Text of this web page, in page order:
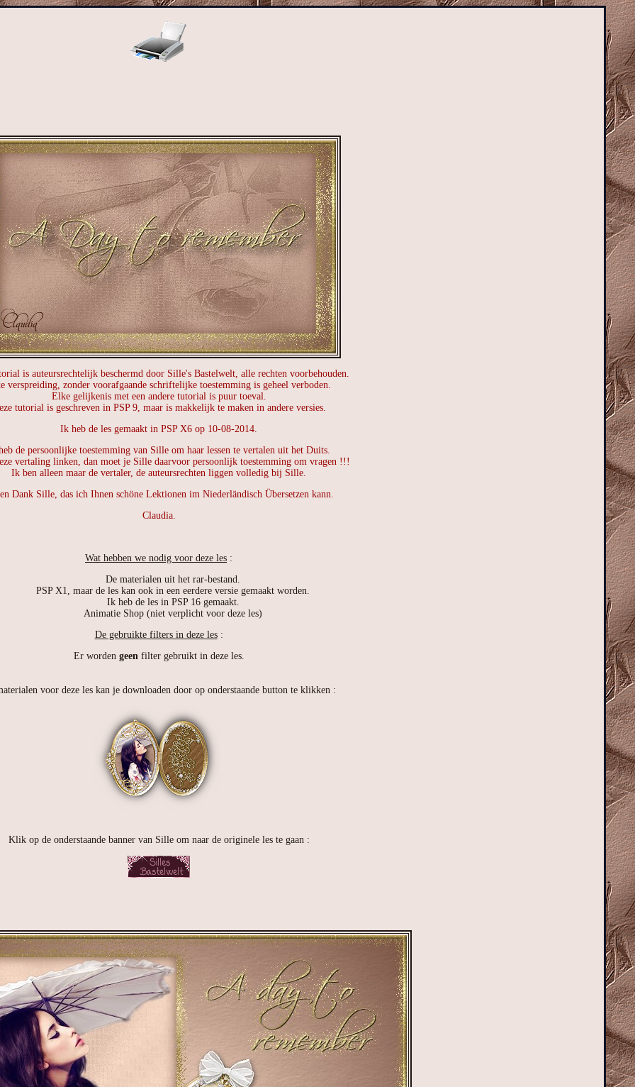
is auteursrechtelijk beschermd door Sille's Bastelwelt, alle rechten voorbehouden.
verspreiding, zonder voorafgaande schriftelijke toestemming is geheel verboden.
Elke gelijkenis met een andere tutorial is puur toeval.
tutorial is geschreven in PSP 9, maar is makkelijk te maken in andere versies.
Ik heb de les gemaakt in PSP X6 op 10-08-2014.
de persoonlijke toestemming van Sille om haar lessen te vertalen uit het Duits.
vertaling linken, dan moet je Sille daarvoor persoonlijk toestemming om vragen !!!
Ik ben alleen maar de vertaler, de auteursrechten liggen volledig bij Sille.
Dank Sille, das ich Ihnen schöne Lektionen im Niederländisch Übersetzen kann.
Claudia.
Wat hebben we nodig voor deze les :
De materialen uit het rar-bestand.
PSP X1, maar de les kan ook in een eerdere versie gemaakt worden.
Ik heb de les in PSP 16 gemaakt.
Animatie Shop (niet verplicht voor deze les)
De gebruikte filters in deze les:
Er worden geenfilter gebruikt in deze les.
voor deze les kan je downloaden door op onderstaande button te klikken :
Klik op de onderstaande banner van Sille om naar de originele les te gaan :